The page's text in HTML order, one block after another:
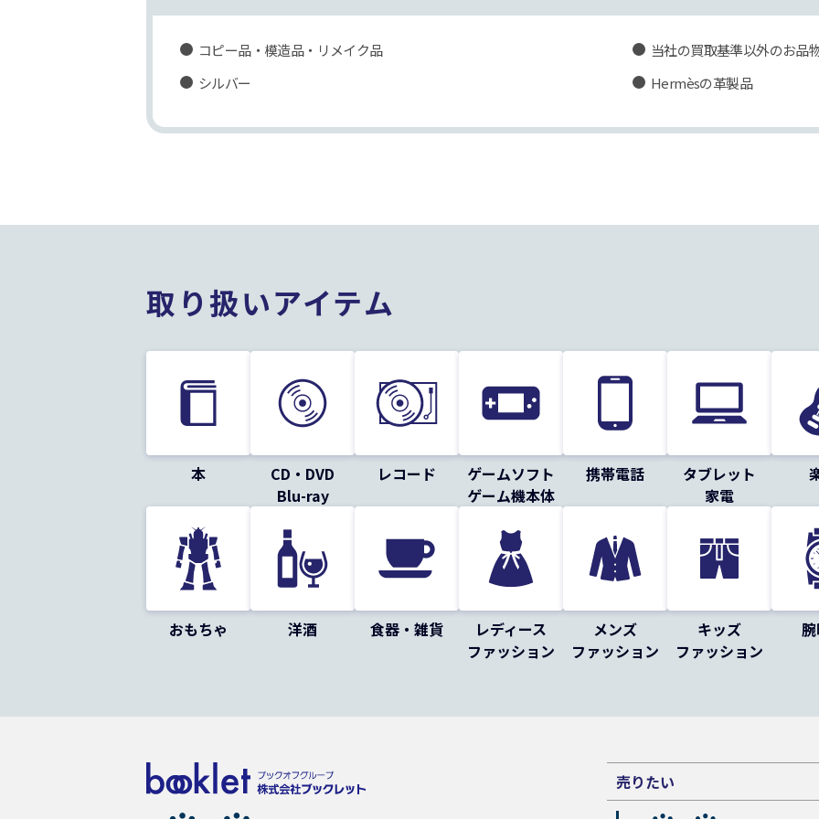
コピー品・模造品・リメイク品
シルバー
当社の買取基準以外のお品
Hermèsの革製品
取り扱いアイテム
本
CD・DVD
Blu-ray
レコード
ゲームソフト
ゲーム機本体
携帯電話
タブレット
家電
おもちゃ 洋酒 食器・雑貨
レディース
ファッション
メンズ
ファッション
キッズ
ファッション
売りたい